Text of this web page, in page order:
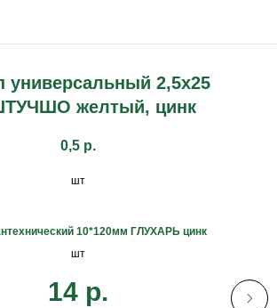
универсальный 2,5х25
желтый, цинк
0,5 р.
шт
10*120мм ГЛУХАРЬ цинк
шт
14 р.